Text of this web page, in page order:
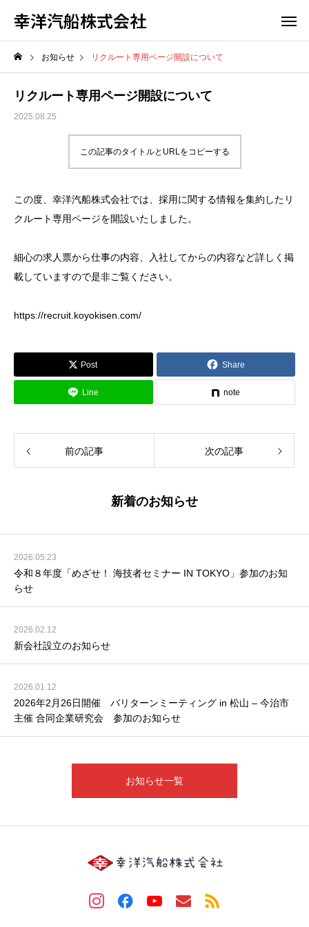
幸洋汽船株式会社
お知らせ リクルート専用ページ開設について
リクルート専用ページ開設について
2025.08.25
この記事のタイトルとURLをコピーする
この度、幸洋汽船株式会社では、採用に関する情報を集約したリ
クルート専用ページを開設いたしました。
細心の求人票から仕事の内容、入社してからの内容など詳しく掲
載していますので是非ご覧ください。
https://recruit.koyokisen.com/
Post Share
Line note
前の記事 次の記事
新着のお知らせ
2026.05.23
令和８年度「めざせ！ 海技者セミナー IN TOKYO」参加のお知
らせ
2026.02.12
新会社設立のお知らせ
2026.01.12
2026年2月26日開催 バリターンミーティング in 松山 – 今治市
主催 合同企業研究会 参加のお知らせ
お知らせ一覧